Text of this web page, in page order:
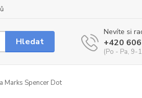
Hledat
Nevíte si
+420
(Po - Pa, 9-
Marks Spencer Dot